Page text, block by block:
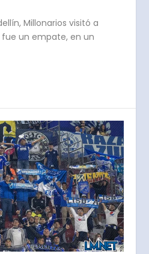
Millonarios visitó a
fue un empate, en un